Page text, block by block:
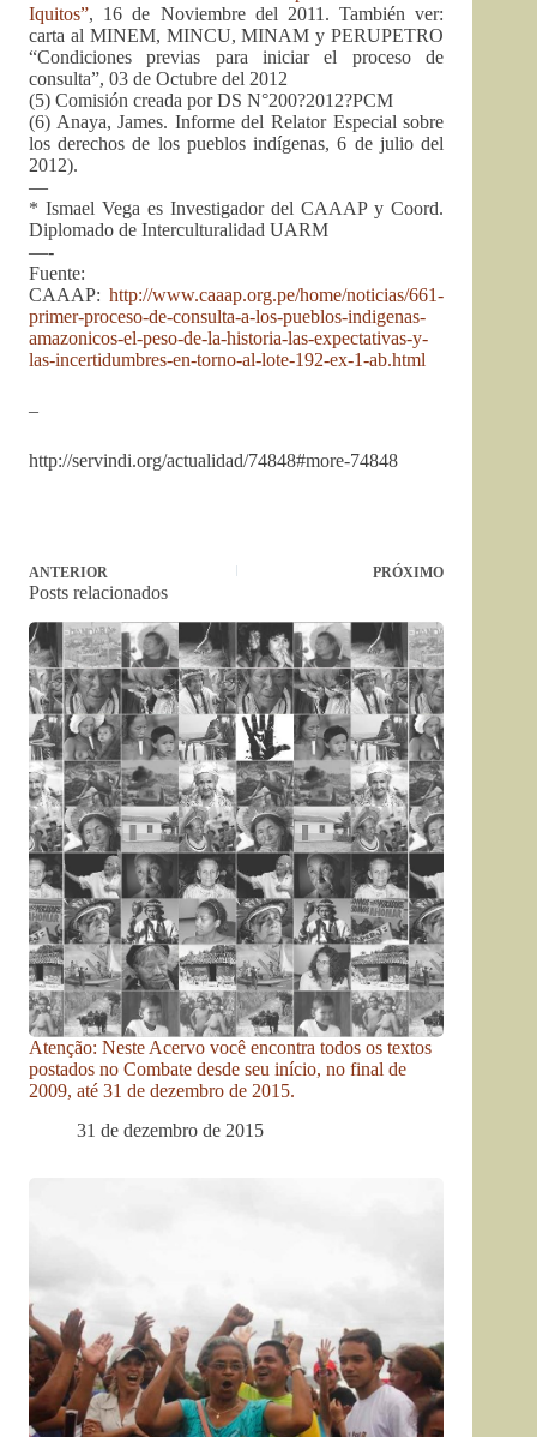
Iquitos”, 16 de Noviembre del 2011. También ver:
carta al MINEM, MINCU, MINAM y PERUPETRO
“Condiciones previas para iniciar el proceso de
consulta”, 03 de Octubre del 2012
(5) Comisión creada por DS N°200?2012?PCM
(6) Anaya, James. Informe del Relator Especial sobre
los derechos de los pueblos indígenas, 6 de julio del
2012).
—
* Ismael Vega es Investigador del CAAAP y Coord.
Diplomado de Interculturalidad UARM
—-
Fuente:
CAAAP:http://www.caaap.org.pe/home/noticias/661-
primer-proceso-de-consulta-a-los-pueblos-indigenas-
amazonicos-el-peso-de-la-historia-las-expectativas-y-
las-incertidumbres-en-torno-al-lote-192-ex-1-ab.html
–
http://servindi.org/actualidad/74848#more-74848
ANTERIOR PRÓXIMO
Posts relacionados
Atenção: Neste Acervo você encontra todos os textos
postados no Combate desde seu início, no final de
2009, até 31 de dezembro de 2015.
31 de dezembro de 2015